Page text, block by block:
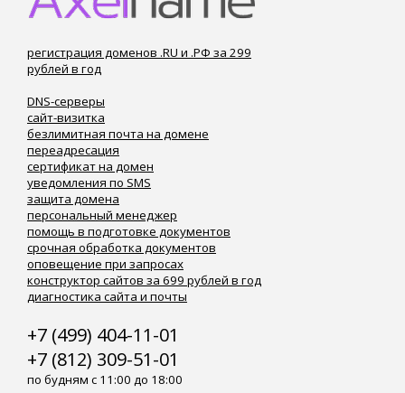
регистрация доменов .RU и .РФ за 299
рублей в год
DNS-серверы
сайт-визитка
безлимитная почта на домене
переадресация
сертификат на домен
уведомления по SMS
защита домена
персональный менеджер
помощь в подготовке документов
срочная обработка документов
оповещение при запросах
конструктор сайтов за 699 рублей в год
диагностика сайта и почты
+7 (499) 404-11-01
+7 (812) 309-51-01
по будням с 11:00 до 18:00